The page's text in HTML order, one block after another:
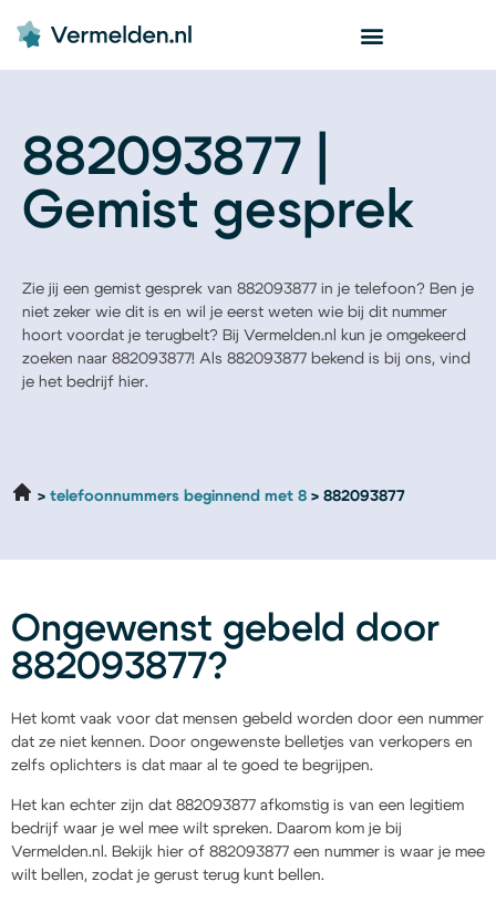
882093877 |
Gemist gesprek
Zie jij een gemist gesprek van 882093877 in je telefoon? Ben je
niet zeker wie dit is en wil je eerst weten wie bij dit nummer
hoort voordat je terugbelt? Bij Vermelden.nl kun je omgekeerd
zoeken naar 882093877! Als 882093877 bekend is bij ons, vind
je het bedrijf hier.
telefoonnummers beginnend met 8 882093877
Ongewenst gebeld door
882093877?
Het komt vaak voor dat mensen gebeld worden door een nummer
dat ze niet kennen. Door ongewenste belletjes van verkopers en
zelfs oplichters is dat maar al te goed te begrijpen.
Het kan echter zijn dat 882093877 afkomstig is van een legitiem
bedrijf waar je wel mee wilt spreken. Daarom kom je bij
Vermelden.nl. Bekijk hier of 882093877 een nummer is waar je mee
wilt bellen, zodat je gerust terug kunt bellen.